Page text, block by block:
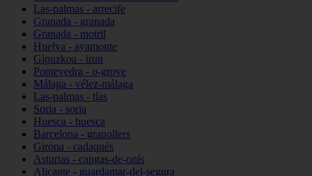
Las-palmas - arrecife
Granada - granada
Granada - motril
Huelva - ayamonte
Gipuzkoa - irun
Pontevedra - o-grove
Málaga - vélez-málaga
Las-palmas - tías
Soria - soria
Huesca - huesca
Barcelona - granollers
Girona - cadaqués
Asturias - cangas-de-onís
Alicante - guardamar-del-segura